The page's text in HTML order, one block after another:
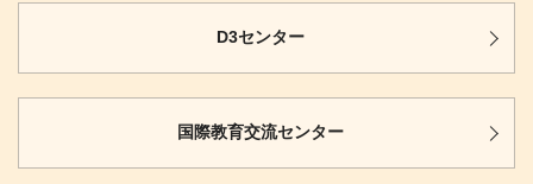
D3センター
国際教育交流センター